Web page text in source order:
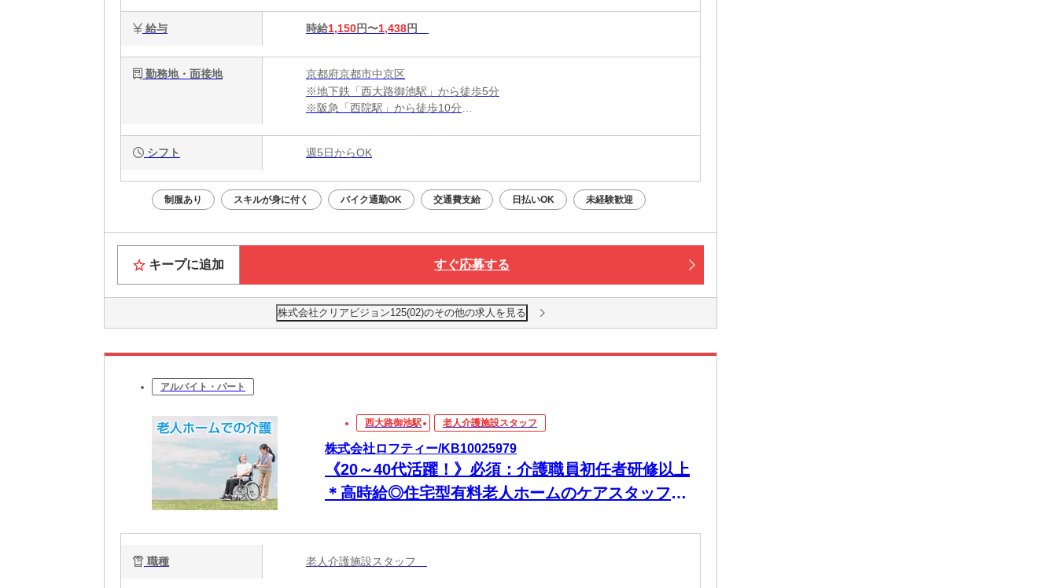
給与 時給1,150円〜1,438円
勤務地・面接地
京都府京都市中京区
※地下鉄「西大路御池駅」から徒歩5分
※阪急「西院駅」から徒歩10分
シフト 週5日からOK
制服あり スキルが身に付く バイク通勤OK 交通費支給 日払いOK 未経験歓迎
キープに追加 すぐ応募する
株式会社クリアビジョン125(02)のその他の求人を見る
アルバイト・パート
西大路御池駅 老人介護施設スタッフ
株式会社ロフティー/KB10025979
《20～40代活躍！》必須：介護職員初任者研修以上
＊高時給◎住宅型有料老人ホームのケアスタッフパ
職種 老人介護施設スタッフ